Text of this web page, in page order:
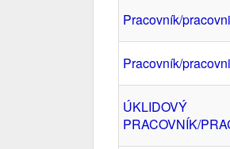
Pracovník/
Pracovník/
ÚKLIDOVÝ
PRACOVNÍK/